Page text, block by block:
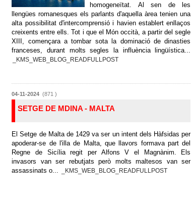
homogeneïtat. Al sen de les
llengües romanesques els parlants d'aquella àrea tenien una
alta possibilitat d'intercomprensió i havien establert enllaços
creixents entre ells. Tot i que el Món occità, a partir del segle
XIII, començara a tombar sota la dominació de dinasties
franceses, durant molts segles la influència lingüística...
_KMS_WEB_BLOG_READFULLPOST
04-11-2024 (871 )
SETGE DE MDINA - MALTA
El Setge de Malta de 1429 va ser un intent dels Hàfsidas per
apoderar-se de l'illa de Malta, que llavors formava part del
Regne de Sicília regit per Alfons V el Magnànim. Els
invasors van ser rebutjats però molts maltesos van ser
assassinats o...
_KMS_WEB_BLOG_READFULLPOST